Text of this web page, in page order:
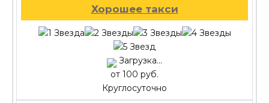
Хорошее такси
Загрузка...
от 100 руб.
Круглосуточно